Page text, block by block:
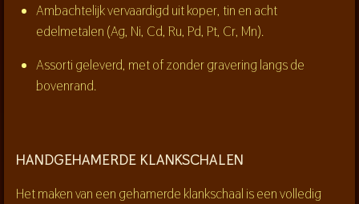
Ambachtelijk vervaardigd uit koper, tin en acht
edelmetalen (Ag, Ni, Cd, Ru, Pd, Pt, Cr, Mn).
Assorti geleverd, met of zonder gravering langs de
bovenrand.
HANDGEHAMERDE KLANKSCHALEN
Het maken van een gehamerde klankschaal is een volledig